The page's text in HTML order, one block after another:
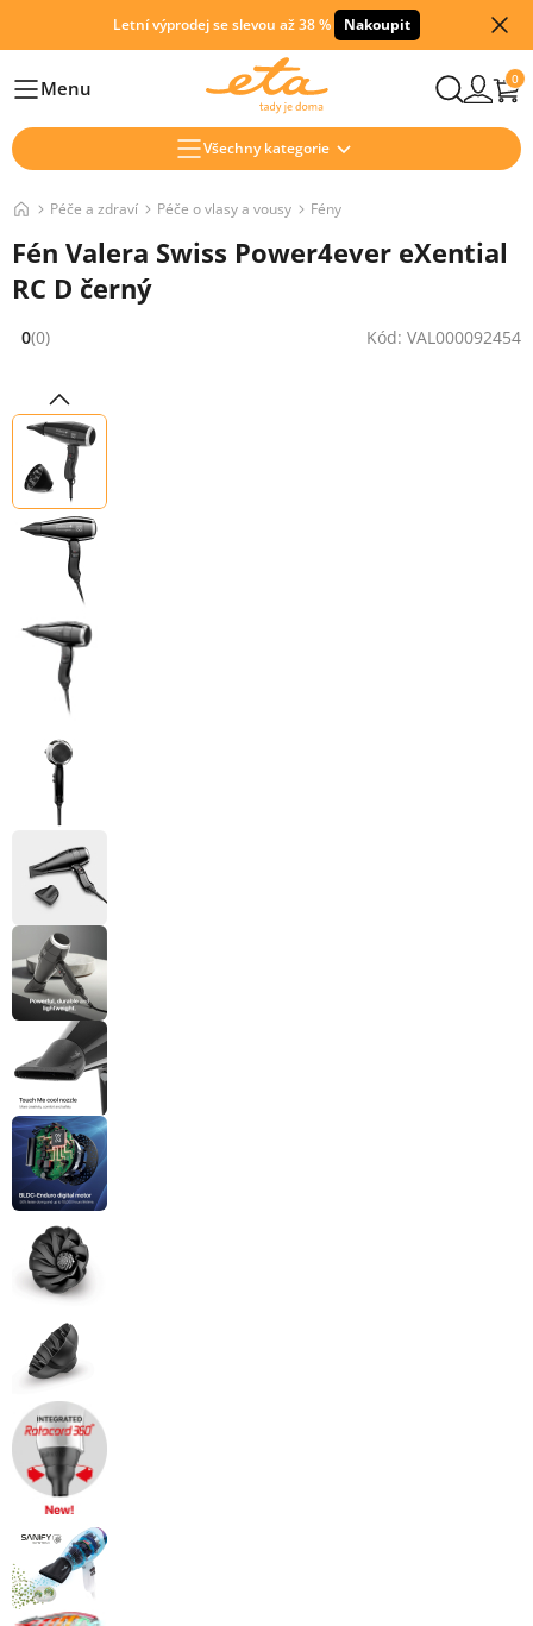
Letní výprodej se slevou až 38 % Nakoupit
HlavníMenu 0
Všechny kategorie
Péče a zdraví Péče o vlasy a vousy Fény
Fén Valera Swiss Power4ever eXential
RC D černý
Hodnocení: 0 z 5 (0 recenzí)
0(0) Kód: VAL000092454